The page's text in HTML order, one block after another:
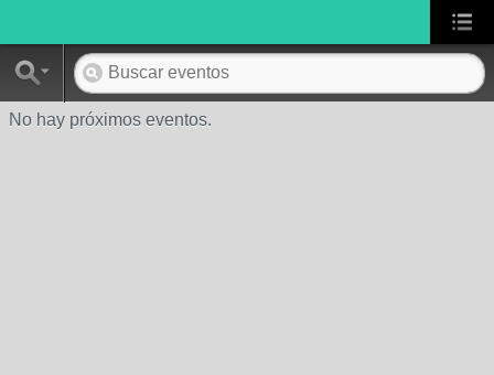
No hay próximos eventos.